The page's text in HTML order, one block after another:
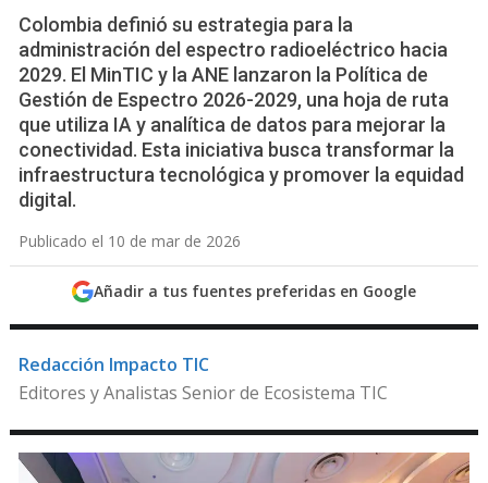
Colombia definió su estrategia para la
administración del espectro radioeléctrico hacia
2029. El MinTIC y la ANE lanzaron la Política de
Gestión de Espectro 2026-2029, una hoja de ruta
que utiliza IA y analítica de datos para mejorar la
conectividad. Esta iniciativa busca transformar la
infraestructura tecnológica y promover la equidad
digital.
Publicado el 10 de mar de 2026
Añadir a tus fuentes preferidas en Google
Redacción Impacto TIC
Editores y Analistas Senior de Ecosistema TIC